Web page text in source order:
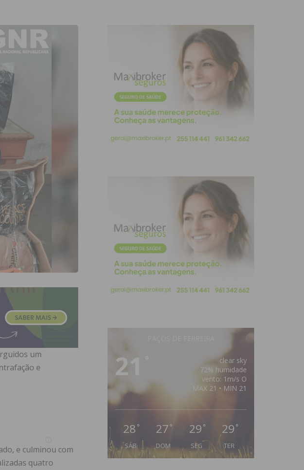
um
e
e culminou com
quatro
21
clear sky
72% humidade
vento: 1m/s O
MAX 21 • MIN 21
28 °
SÁB
27 °
DOM
29 °
SEG
29 °
TER